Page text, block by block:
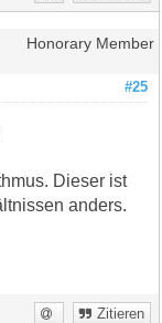
Honorary Member
#25
Dieser ist
anders.
Zitieren